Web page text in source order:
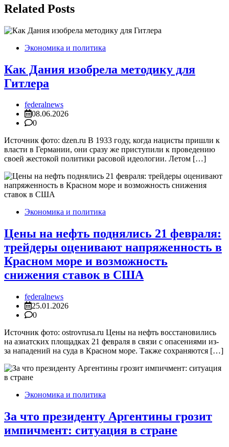
Related Posts
Экономика и политика
Как Дания изобрела методику для
Гитлера
federalnews
08.06.2026
0
Источник фото: dzen.ru В 1933 году, когда нацисты пришли к
власти в Германии, они сразу же приступили к проведению
своей жестокой политики расовой идеологии. Летом […]
Экономика и политика
Цены на нефть поднялись 21 февраля:
трейдеры оценивают напряженность в
Красном море и возможность
снижения ставок в США
federalnews
25.01.2026
0
Источник фото: ostrovrusa.ru Цены на нефть восстановились
на азиатских площадках 21 февраля в связи с опасениями из-
за нападений на суда в Красном море. Также сохраняются […]
Экономика и политика
За что президенту Аргентины грозит
импичмент: ситуация в стране